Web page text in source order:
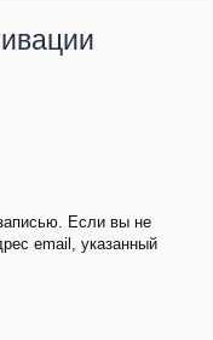
Если вы не
email, указанный